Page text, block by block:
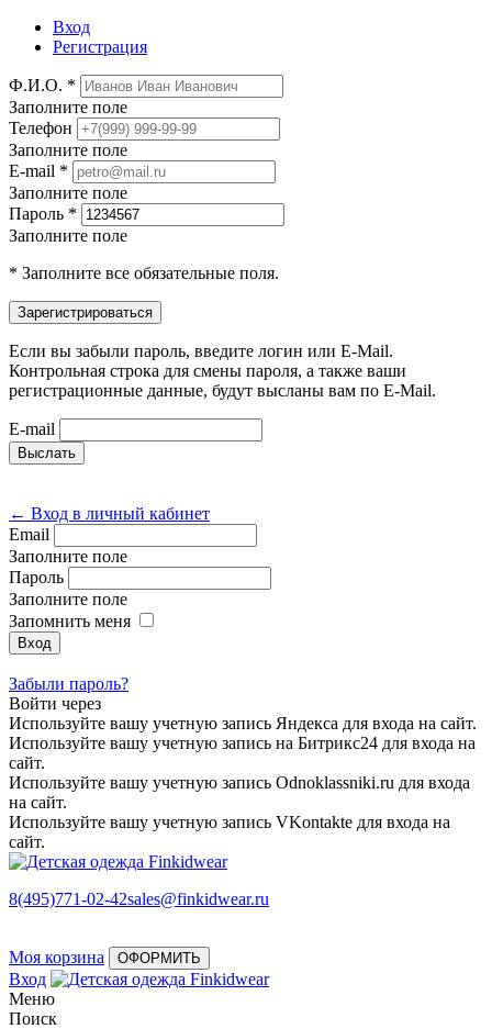
Вход
Регистрация
Ф.И.О. *
Заполните поле
Телефон
Заполните поле
E-mail *
Заполните поле
Пароль *
Заполните поле
* Заполните все обязательные поля.
Если вы забыли пароль, введите логин или E-Mail.
Контрольная строка для смены пароля, а также ваши
регистрационные данные, будут высланы вам по E-Mail.
E-mail
← Вход в личный кабинет
Email
Заполните поле
Пароль
Заполните поле
Запомнить меня
Забыли пароль?
Войти через
Используйте вашу учетную запись Яндекса для входа на сайт.
Используйте вашу учетную запись на Битрикс24 для входа на
сайт.
Используйте вашу учетную запись Odnoklassniki.ru для входа
на сайт.
Используйте вашу учетную запись VKontakte для входа на
сайт.
8(495)771-02-42sales@finkidwear.ru
Моя корзина ОФОРМИТЬ
Вход
Меню
Поиск